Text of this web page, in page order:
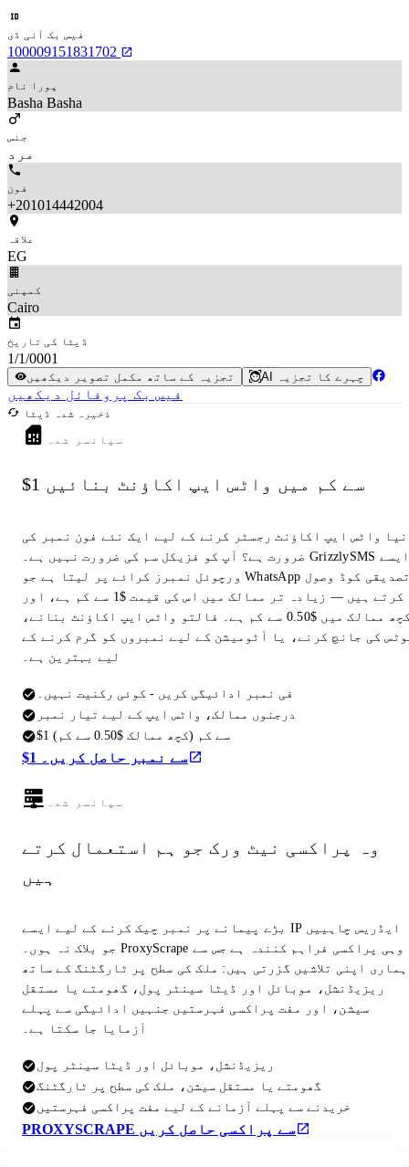
فیس بک آئی ڈی
100009151831702
پورا نام
Basha Basha
جنس
مرد
فون
+201014442004
علاقہ
EG
کمپنی
Cairo
ڈیٹا کی تاریخ
1/1/0001
تجزیہ کے ساتھ مکمل تصویر دیکھیں AI چہرے کا تجزیہ
فیس بک پروفائل دیکھیں
ذخیرہ شدہ ڈیٹا
سپانسر شدہ
$1 سے کم میں واٹس ایپ اکاؤنٹ بنائیں
نیا واٹس ایپ اکاؤنٹ رجسٹر کرنے کے لیے ایک نئے فون نمبر کی
ضرورت ہے؟ آپ کو فزیکل سم کی ضرورت نہیں ہے۔ GrizzlySMS ایسے
ورچوئل نمبرز کرائے پر لیتا ہے جو WhatsApp تصدیقی کوڈ وصول
کرتے ہیں — زیادہ تر ممالک میں اس کی قیمت $1 سے کم ہے، اور
کچھ ممالک میں $0.50 سے کم ہے۔ فالتو واٹس ایپ اکاؤنٹ بنانے،
کی جانچ کرنے، یا آٹومیشن کے لیے نمبروں کو گرم کرنے کے
لیے بہترین ہے۔
فی نمبر ادائیگی کریں - کوئی رکنیت نہیں۔
درجنوں ممالک، واٹس ایپ کے لیے تیار نمبر
$1 سے کم (کچھ ممالک $0.50 سے کم)
$1 سے نمبر حاصل کریں۔
سپانسر شدہ
وہ پراکسی نیٹ ورک جو ہم استعمال کرتے
ہیں
بڑے پیمانے پر نمبر چیک کرنے کے لیے ایسے IP ایڈریس چاہییں
جو بلاک نہ ہوں۔ ProxyScrape وہی پراکسی فراہم کنندہ ہے جس سے
ہماری اپنی تلاشیں گزرتی ہیں: ملک کی سطح پر ٹارگٹنگ کے ساتھ
ریزیڈنشل، موبائل اور ڈیٹا سینٹر پول، گھومتے یا مستقل
سیشن، اور مفت پراکسی فہرستیں جنہیں ادائیگی سے پہلے
آزمایا جا سکتا ہے۔
ریزیڈنشل، موبائل اور ڈیٹا سینٹر پول
گھومتے یا مستقل سیشن، ملک کی سطح پر ٹارگٹنگ
خریدنے سے پہلے آزمانے کے لیے مفت پراکسی فہرستیں
PROXYSCRAPE سے پراکسی حاصل کریں